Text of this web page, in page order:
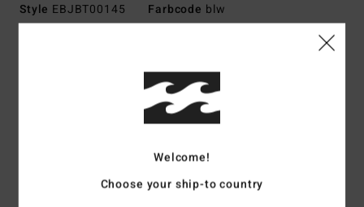
Style EBJBT00145 Farbcode blw
Gewaschener Denim
35 Cm H X 41 Cm B X 15 Cm Seitenwände
Integriertes Laptopfach
Stickerei oder Logo-Label vorne
Welcome!
Choose your ship-to country